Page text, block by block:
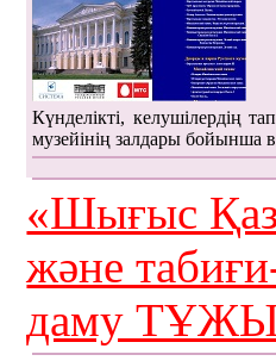
Күнделікті, келушілердің
музейінің залдары бойынша
«Шығыс
және
даму